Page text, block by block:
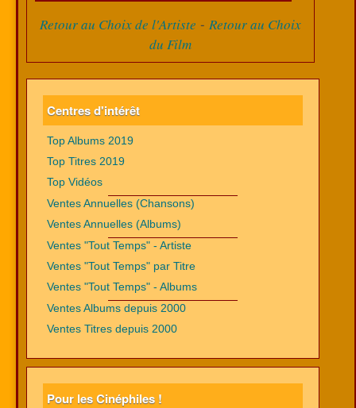
Retour au Choix de l'Artiste - Retour au Choix
du Film
Centres d'intérêt
Top Albums 2019
Top Titres 2019
Top Vidéos
Ventes Annuelles (Chansons)
Ventes Annuelles (Albums)
Ventes "Tout Temps" - Artiste
Ventes "Tout Temps" par Titre
Ventes "Tout Temps" - Albums
Ventes Albums depuis 2000
Ventes Titres depuis 2000
Pour les Cinéphiles !